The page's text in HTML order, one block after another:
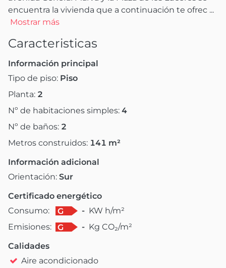
encuentra la vivienda que a continuación te ofrec ...
Mostrar más
Caracteristicas
Información principal
Tipo de piso: Piso
Planta: 2
Nº de habitaciones simples: 4
Nº de baños: 2
Metros construidos: 141 m²
Información adicional
Orientación: Sur
Certificado energético
Consumo:
G - KW h/m²
Emisiones:
G - Kg CO₂/m²
Calidades
Aire acondicionado